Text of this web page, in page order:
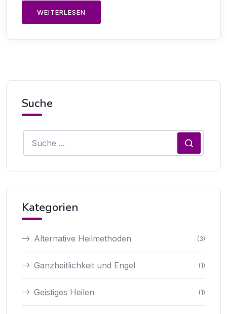
WEITERLESEN
Suche
Kategorien
Alternative Heilmethoden (3)
Ganzheitlichkeit und Engel (1)
Geistiges Heilen (1)